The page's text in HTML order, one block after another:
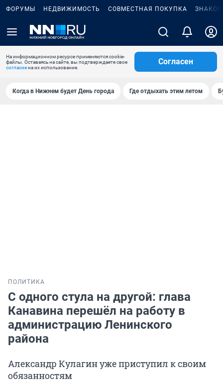
ФОРУМЫ НЕДВИЖИМОСТЬ СОВМЕСТНАЯ ПОКУПКА
На информационном ресурсе применяются cookie-
файлы. Оставаясь на сайте, вы подтверждаете свое
согласиена их использование.
Согласен
Когда в Нижнем будет День города Где отдыхать этим летом
ПОЛИТИКА
С одного стула на другой: глава
Канавина перешёл на работу в
администрацию Ленинского
района
Александр Кулагин уже приступил к своим
обязанностям